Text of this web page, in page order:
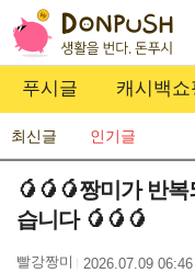
푸시글 캐시백쇼
최신글 인기글
🥭🥭🥭짱미가 반
습니다 🥭🥭🥭
빨강짱미 2026.07.09 06:46